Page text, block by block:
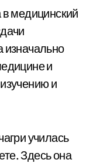
медицинский
изначально
и
и
училась
Здесь она